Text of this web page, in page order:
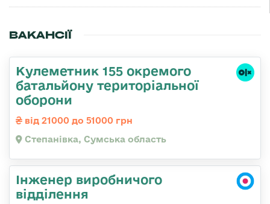
ВАКАНСІЇ
Кулеметник 155 окремого
батальйону територіальної
оборони
від 21000 до 51000 грн
Степанівка, Сумська область
Інженер виробничого
відділення